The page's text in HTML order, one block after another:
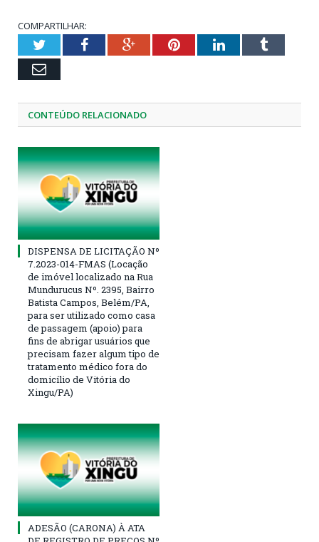
COMPARTILHAR:
TwitterFacebookGoogle+PinterestLinkedInTumblr
Email
CONTEÚDO RELACIONADO
DISPENSA DE LICITAÇÃO Nº
7.2023-014-FMAS (Locação
de imóvel localizado na Rua
Mundurucus Nº. 2395, Bairro
Batista Campos, Belém/PA,
para ser utilizado como casa
de passagem (apoio) para
fins de abrigar usuários que
precisam fazer algum tipo de
tratamento médico fora do
domicílio de Vitória do
Xingu/PA)
ADESÃO (CARONA) À ATA